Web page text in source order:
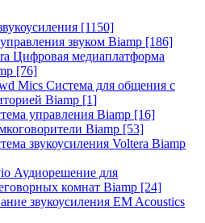
[1150]
звуком Biamp [186]
Цифровая медиаплатформа
[76]
Mics Система для общения с
Biamp [1]
управления Biamp [16]
Biamp [53]
звукоусиления Voltera Biamp
Аудиорешение для
комнат Biamp [24]
звукоусиления EM Acoustics